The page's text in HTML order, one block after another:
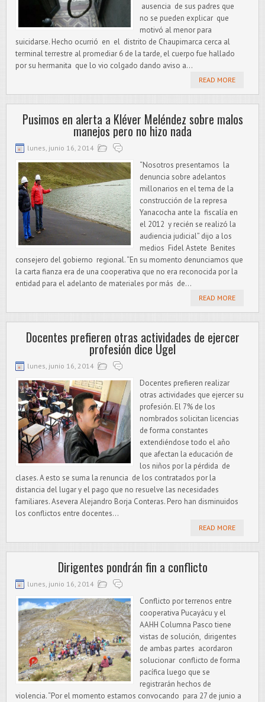
ausencia de sus padres que
no se pueden explicar que
motivó al menor para
suicidarse. Hecho ocurrió en el distrito de Chaupimarca cerca al
terminal terrestre al promediar 6 de la tarde, el cuerpo fue hallado
por su hermanita que lo vio colgado dando aviso a...
READ MORE
Pusimos en alerta a Kléver Meléndez sobre malos
manejos pero no hizo nada
lunes, junio 16, 2014
“Nosotros presentamos la
denuncia sobre adelantos
millonarios en el tema de la
construcción de la represa
Yanacocha ante la fiscalía en
el 2012 y recién se realizó la
audiencia judicial” dijo a los
medios Fidel Astete Benites
consejero del gobierno regional. “En su momento denunciamos que
la carta fianza era de una cooperativa que no era reconocida por la
entidad para el adelanto de materiales por más de...
READ MORE
Docentes prefieren otras actividades de ejercer
profesión dice Ugel
lunes, junio 16, 2014
Docentes prefieren realizar
otras actividades que ejercer su
profesión. El 7% de los
nombrados solicitan licencias
de forma constantes
extendiéndose todo el año
que afectan la educación de
los niños por la pérdida de
clases. A esto se suma la renuncia de los contratados por la
distancia del lugar y el pago que no resuelve las necesidades
familiares. Asevera Alejandro Borja Conteras. Pero han disminuidos
los conflictos entre docentes...
READ MORE
Dirigentes pondrán fin a conflicto
lunes, junio 16, 2014
Conflicto por terrenos entre
cooperativa Pucayácu y el
AAHH Columna Pasco tiene
vistas de solución, dirigentes
de ambas partes acordaron
solucionar conflicto de forma
pacífica luego que se
registrarán hechos de
violencia. “Por el momento estamos convocando para 27 de junio a